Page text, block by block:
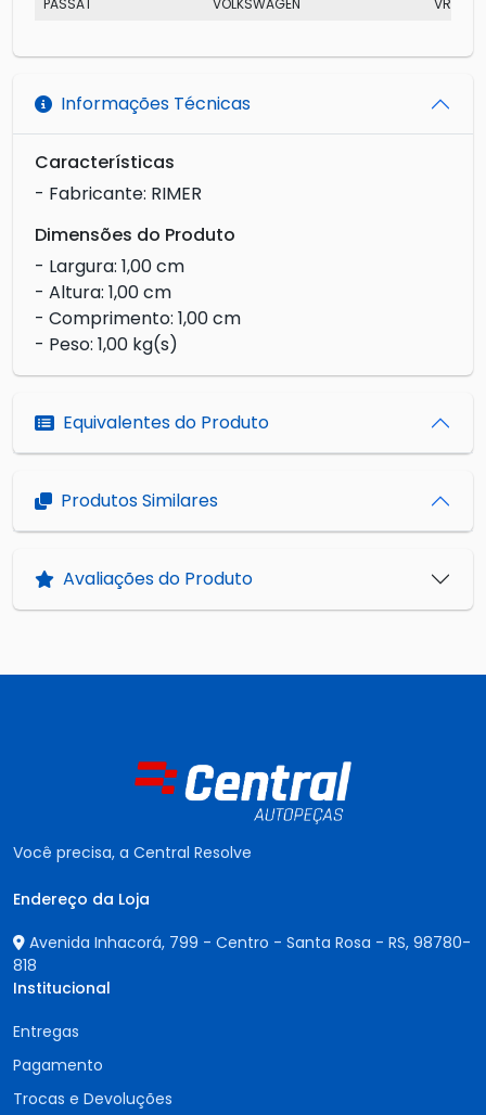
PASSAT VOLKSWAGEN VR 6
Informações Técnicas
Características
- Fabricante: RIMER
Dimensões do Produto
- Largura: 1,00 cm
- Altura: 1,00 cm
- Comprimento: 1,00 cm
- Peso: 1,00 kg(s)
Equivalentes do Produto
Produtos Similares
Avaliações do Produto
Você precisa, a Central Resolve
Endereço da Loja
Avenida Inhacorá, 799 - Centro - Santa Rosa - RS, 98780-
818
Institucional
Entregas
Pagamento
Trocas e Devoluções